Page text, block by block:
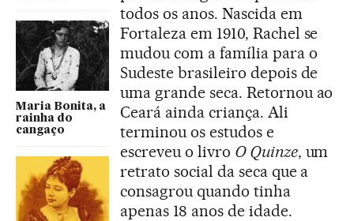
Maria Bonita, a
rainha do
cangaço
todos os anos. Nascida em
Fortaleza em 1910, Rachel se
mudou com a família para o
Sudeste brasileiro depois de
uma grande seca. Retornou ao
Ceará ainda criança. Ali
terminou os estudos e
escreveu o livro O Quinze, um
retrato social da seca que a
consagrou quando tinha
apenas 18 anos de idade.